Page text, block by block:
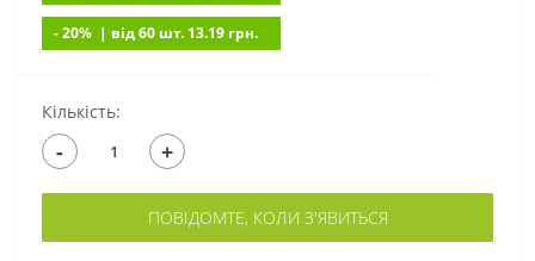
- 20% | вiд 60 шт. 13.19 грн.
Кількість:
- +
ПОВІДОМТЕ, КОЛИ З'ЯВИТЬСЯ